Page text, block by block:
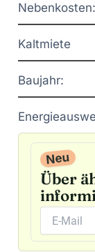
Nebenkosten:
Kaltmiete
Baujahr:
Neu
Über
A